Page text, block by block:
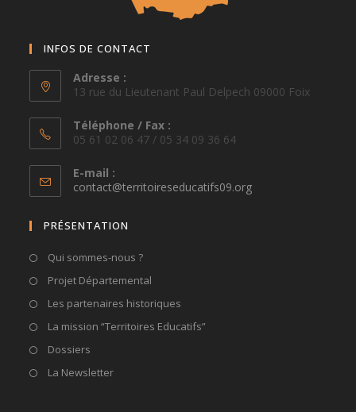
INFOS DE CONTACT
Adresse :
13 rue du Lieutenant Paul Delpech 09000 Foix
Téléphone / Fax :
05 61 02 06 47 / 05 34 09 36 64
E-mail :
contact@territoireseducatifs09.orgS’ouvre
PRÉSENTATION
Qui sommes-nous ?
Projet Départemental
Les partenaires historiques
La mission “Territoires Educatifs”
Dossiers
La Newsletter